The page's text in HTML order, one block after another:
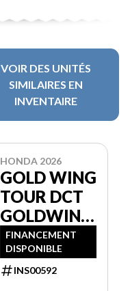
VOIR DES UNITÉS
SIMILAIRES EN
INVENTAIRE
HONDA 2026
GOLD WING
TOUR DCT
GOLDWING
GL1800
FINANCEMENT
DISPONIBLE
INS00592